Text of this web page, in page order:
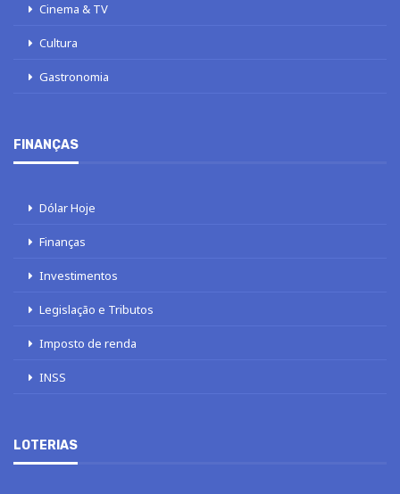
Cinema & TV
Cultura
Gastronomia
FINANÇAS
Dólar Hoje
Finanças
Investimentos
Legislação e Tributos
Imposto de renda
INSS
LOTERIAS